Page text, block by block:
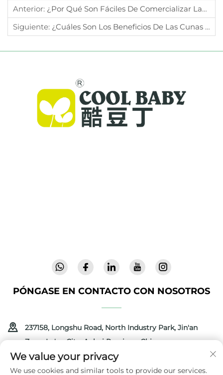
Anterior: ¿Por Qué Son Fáciles De Comercializar Las Sillas Columpio Para Recién Nacidos En B2B?
Siguiente: ¿Cuáles Son Los Beneficios De Las Cunas Portátiles Plegables Para B2B?
PÓNGASE EN CONTACTO CON NOSOTROS
237158, Longshu Road, North Industry Park, Jin'an
Zone, Lu'an City, Anhui Province, China
+86-13516489604
We value your privacy
We use cookies and similar tools to provide our services.